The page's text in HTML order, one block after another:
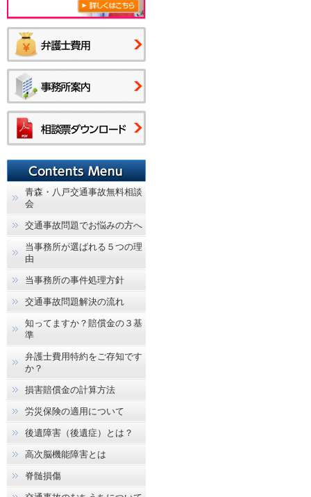
青森・八戸交通事故無料相談
会
交通事故問題でお悩みの方へ
当事務所が選ばれる５つの理
由
当事務所の事件処理方針
交通事故問題解決の流れ
知ってますか？賠償金の３基
準
弁護士費用特約をご存知です
か？
損害賠償金の計算方法
労災保険の適用について
後遺障害（後遺症）とは？
高次脳機能障害とは
脊髄損傷